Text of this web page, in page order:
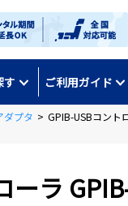
す ご利用ガイド
ダプタ > GPIB-USBコント
ーラ